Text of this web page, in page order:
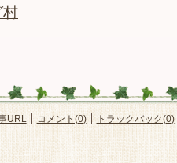
村
URL コメント(0) トラックバック(0)